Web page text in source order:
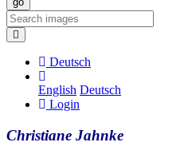
Deutsch
English Deutsch
Login
Christiane Jahnke